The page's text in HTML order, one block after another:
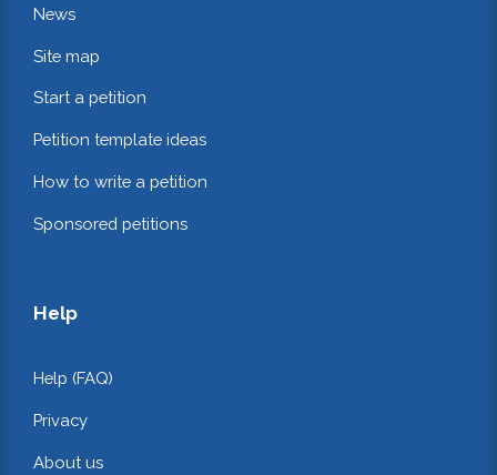
News
Site map
Start a petition
Petition template ideas
How to write a petition
Sponsored petitions
Help
Help (FAQ)
Privacy
About us